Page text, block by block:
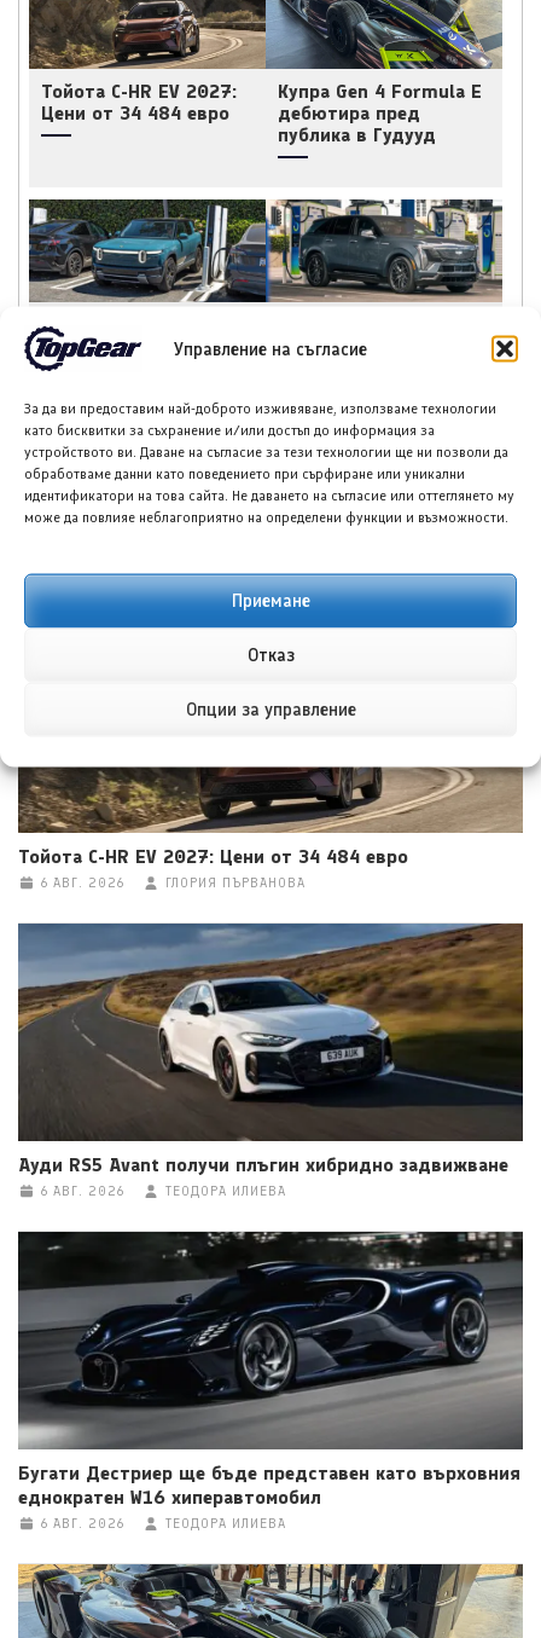
Управление на съгласие
За да ви предоставим най-доброто изживяване, използваме технологии
като бисквитки за съхранение и/или достъп до информация за
устройството ви. Даване на съгласие за тези технологии ще ни позволи да
обработваме данни като поведението при сърфиране или уникални
идентификатори на това сайта. Не даването на съгласие или оттеглянето му
може да повлияе неблагоприятно на определени функции и възможности.
Приемане
Отказ
Опции за управление
Тойота C-HR EV 2027:
Цени от 34 484 евро
Купра Gen 4 Formula E
дебютира пред
публика в Гудууд
Ривиан R2 с резултати
за пробег под
очакванията, но по-
конкуренцията
АйКю прави дългите
НОВИ ПУБЛИКАЦИИ
Тойота C-HR EV 2027: Цени от 34 484 евро
6 АВГ. 2026 ГЛОРИЯ ПЪРВАНОВА
Ауди RS5 Avant получи плъгин хибридно задвижване
6 АВГ. 2026 ТЕОДОРА ИЛИЕВА
Бугати Дестриер ще бъде представен като върховния
еднократен W16 хиперавтомобил
6 АВГ. 2026 ТЕОДОРА ИЛИЕВА